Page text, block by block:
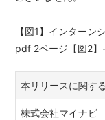
【図1】インターン
pdf 2ページ【図2】
本リリースに関す
株式会社マイナ